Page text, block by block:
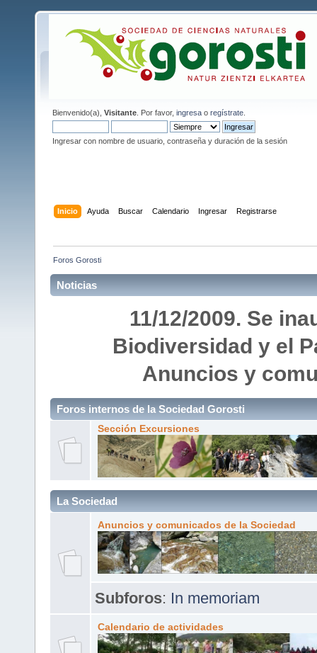
Bienvenido(a), Visitante . Por favor, ingresa o regístrate
Ingresar con nombre de usuario, contraseña y duración de la sesión
Inicio Ayuda Buscar Calendario Ingresar Registrarse
Foros Gorosti
Noticias
11/12/2009. Se
Biodiversidad y el
Anuncios y
Foros internos de la Sociedad Gorosti
Sección Excursiones
La Sociedad
Anuncios y comunicados de la Sociedad
Subforos: In memoriam
Calendario de actividades